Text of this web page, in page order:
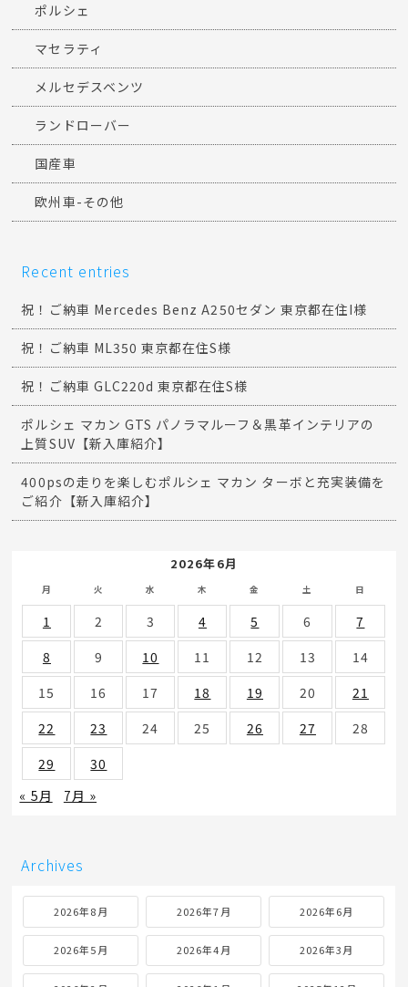
ポルシェ
マセラティ
メルセデスベンツ
ランドローバー
国産車
欧州車-その他
Recent entries
祝！ご納車 Mercedes Benz A250セダン 東京都在住I様
祝！ご納車 ML350 東京都在住S様
祝！ご納車 GLC220d 東京都在住S様
ポルシェ マカン GTS パノラマルーフ＆黒革インテリアの
上質SUV【新入庫紹介】
400psの走りを楽しむポルシェ マカン ターボと充実装備を
ご紹介【新入庫紹介】
2026年6月
月 火 水 木 金 土 日
1 2 3 4 5 6
7
8
9 10 11 12 13
14
15
16 17 18 19 20
21
22
23 24 25 26 27
28
29
30
« 5月
7月 »
Archives
2026年8月 2026年7月 2026年6月
2026年5月 2026年4月 2026年3月